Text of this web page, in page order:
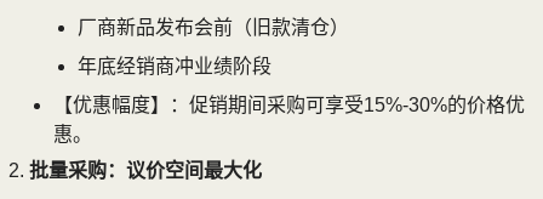
厂商新品发布会前（旧款清仓）
年底经销商冲业绩阶段
【优惠幅度】：促销期间采购可享受15%-30%的价格优
惠。
批量采购：议价空间最大化